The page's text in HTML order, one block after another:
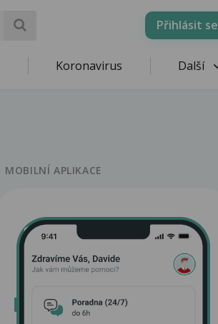
Přihlásit se
Koronavirus Další
MOBILNÍ APLIKACE